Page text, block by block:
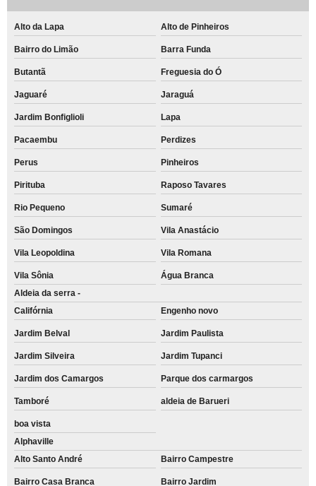
Alto da Lapa Alto de Pinheiros
Bairro do Limão Barra Funda
Butantã Freguesia do Ó
Jaguaré Jaraguá
Jardim Bonfiglioli Lapa
Pacaembu Perdizes
Perus Pinheiros
Pirituba Raposo Tavares
Rio Pequeno Sumaré
São Domingos Vila Anastácio
Vila Leopoldina Vila Romana
Vila Sônia
Água Branca
Aldeia da serra -
Califórnia
Engenho novo
Jardim Belval Jardim Paulista
Jardim Silveira Jardim Tupanci
Jardim dos Camargos Parque dos carmargos
Tamboré aldeia de Barueri
boa vista
Alphaville
Alto Santo André
Bairro Campestre
Bairro Casa Branca Bairro Jardim